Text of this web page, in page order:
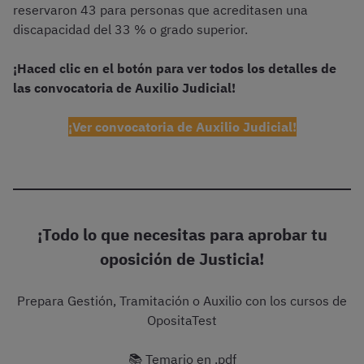
reservaron 43 para personas que acreditasen una
discapacidad del 33 % o grado superior.
¡Haced clic en el botón para ver todos los detalles de
las convocatoria de Auxilio Judicial!
¡Ver convocatoria de Auxilio Judicial!
¡Todo lo que necesitas para aprobar tu
oposición de Justicia!
Prepara Gestión, Tramitación o Auxilio con los cursos de
OpositaTest
📚 Temario en .pdf